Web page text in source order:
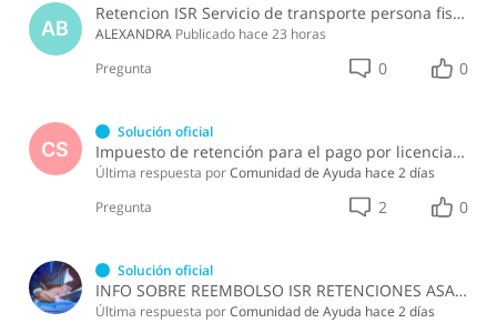
AB
Retencion ISR Servicio de transporte persona fisica
ALEXANDRA Publicado hace 23 horas
Pregunta
0 0
CS
Solución oficial
Impuesto de retención para el pago por licencia de software y soporte de software ?
Última respuesta porComunidad de Ayuda hace 2 días
Pregunta
2 0
Solución oficial
INFO SOBRE REEMBOLSO ISR RETENCIONES ASALARIADOS
Última respuesta porComunidad de Ayuda hace 2 días